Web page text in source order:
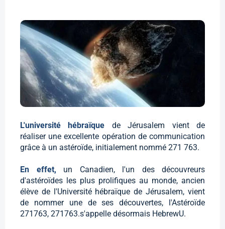
L'université hébraïque de Jérusalem vient de
réaliser une excellente opération de communication
grâce à un astéroïde, initialement nommé 271 763.
En effet, un Canadien, l'un des découvreurs
d'astéroïdes les plus prolifiques au monde, ancien
élève de l'Université hébraïque de Jérusalem, vient
de nommer une de ses découvertes, l'Astéroïde
271763, 271763.s'appelle désormais HebrewU.